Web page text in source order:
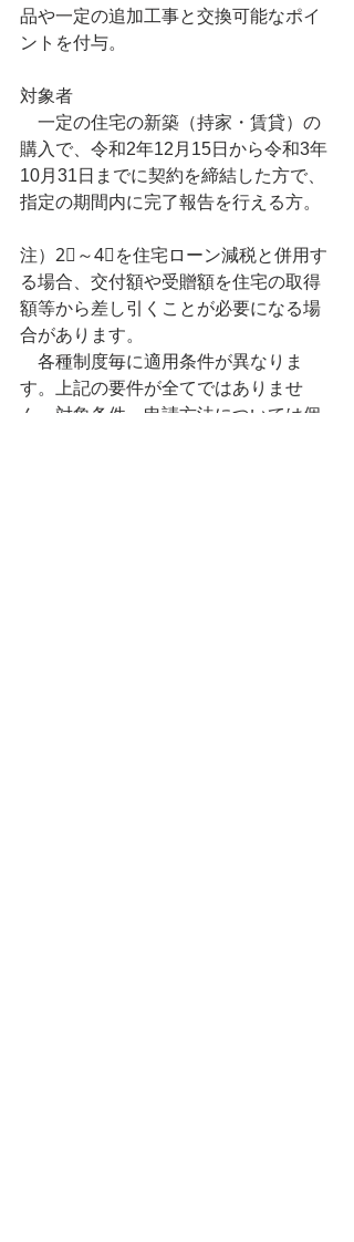
品や一定の追加工事と交換可能なポイ
ントを付与。
対象者
一定の住宅の新築（持家・賃貸）の
購入で、令和2年12月15日から令和3年
10月31日までに契約を締結した方で、
指定の期間内に完了報告を行える方。
注）2⃣～4⃣を住宅ローン減税と併用す
る場合、交付額や受贈額を住宅の取得
額等から差し引くことが必要になる場
合があります。
各種制度毎に適用条件が異なりま
す。上記の要件が全てではありませ
ん。対象条件・申請方法については個